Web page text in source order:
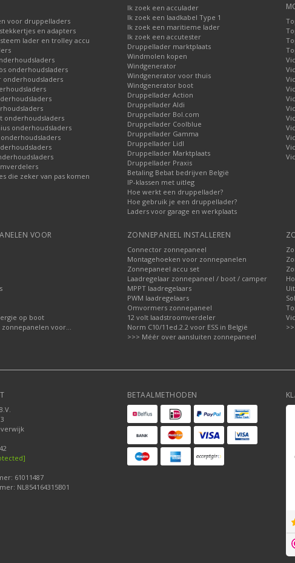
voor druppelladers
en adapters
lader en trolley accu
onderhoudsladers
onderhoudsladers
onderhoudsladers
onderhoudsladers
die zeker van pas komen
Ik zoek een acculader
Ik zoek een laadkabel Type 1
Ik zoek een maritieme lader
Ik zoek een accutester
Druppellader marktplaats
Windmolen kopen
Windgenerator
Windgenerator voor thuis
Windgenerator boot
Druppellader Action
Druppellader Aldi
Druppellader Bol.com
Druppellader Coolblue
Druppellader Gamma
Druppellader Lidl
Druppellader Marktplaats
Druppellader Praxis
Betaling Bebat bedrijven België
IP-klassen met uitleg
Hoe werkt een druppellader?
Hoe gebruik je een druppellader?
Laders voor garage en werkplaats
VOOR
op boot
voor...
ZONNEPANEEL INSTALLEREN
Connector zonnepaneel
Montagehoeken voor zonnepanelen
Zonnepaneel accu set
Laadregelaar zonnepaneel / boot / camper
MPPT laadregelaars
PWM laadregelaars
Omvormers zonnepaneel
12 volt laadstroomverdeler
Norm C10/11ed.2.2 voor ESS in België
>>> Méér over aansluiten zonnepaneel
61011487
NL854164315B01
BETAALMETHODEN